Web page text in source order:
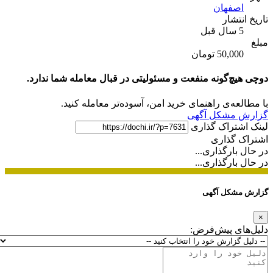
اصفهان
تاریخ انتشار
5 سال قبل
مبلغ
50,000 تومان
دوچی هیچ‌گونه منفعت و مسئولیتی در قبال معامله شما ندارد.
با مطالعه‌ی راهنمای خرید امن، آسوده‌تر معامله کنید.
گزارش مشکل آگهی
لینک اشتراک گذاری
اشتراک گذاری
در حال بارگذاری...
در حال بارگذاری...
گزارش مشکل آگهی
×
دلیل‌های پیش‌فرض: